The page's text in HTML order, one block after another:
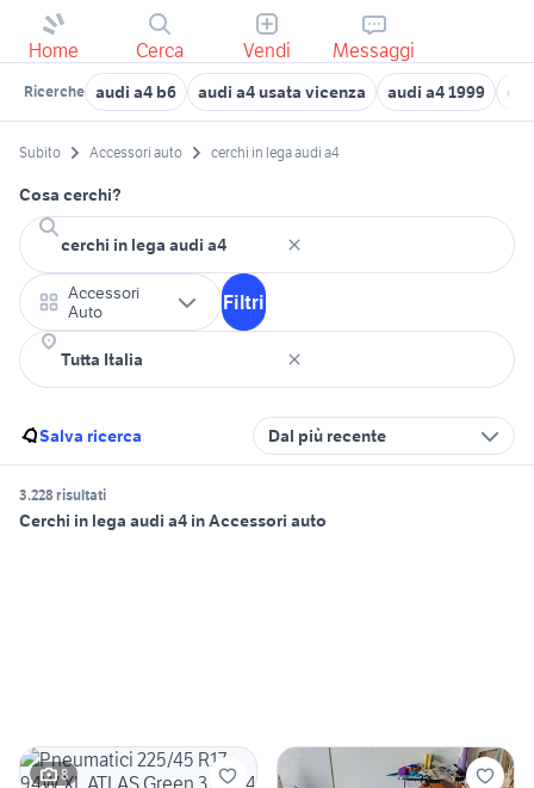
Home Cerca Vendi Messaggi
Ricerche audi a4 b6 audi a4 usata vicenza audi a4 1999
Subito Accessori auto cerchi in lega audi a4
Cosa cerchi?
Accessori
Auto
Filtri
Salva ricerca Dal più recente
3.228 risultati
Cerchi in lega audi a4 in Accessori auto
8